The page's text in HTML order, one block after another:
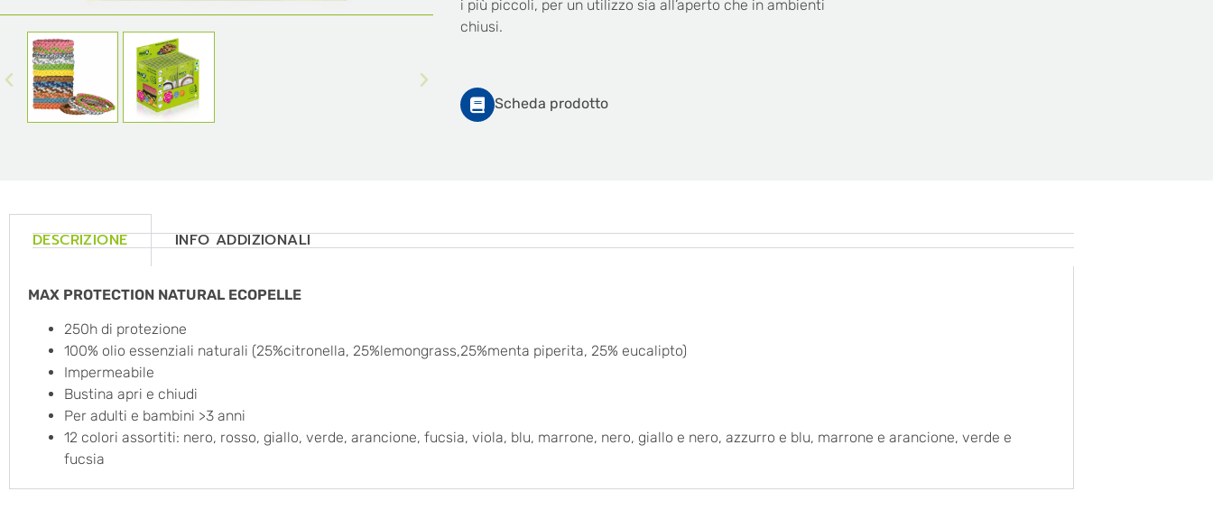
i più piccoli, per un utilizzo sia all’aperto che in ambienti
chiusi.
Scheda prodotto
DESCRIZIONE INFO ADDIZIONALI
MAX PROTECTION NATURAL ECOPELLE
250h di protezione
100% olio essenziali naturali (25%citronella, 25%lemongrass,25%menta piperita, 25% eucalipto)
Impermeabile
Bustina apri e chiudi
Per adulti e bambini >3 anni
12 colori assortiti: nero, rosso, giallo, verde, arancione, fucsia, viola, blu, marrone, nero, giallo e nero, azzurro e blu, marrone e arancione, verde e
fucsia